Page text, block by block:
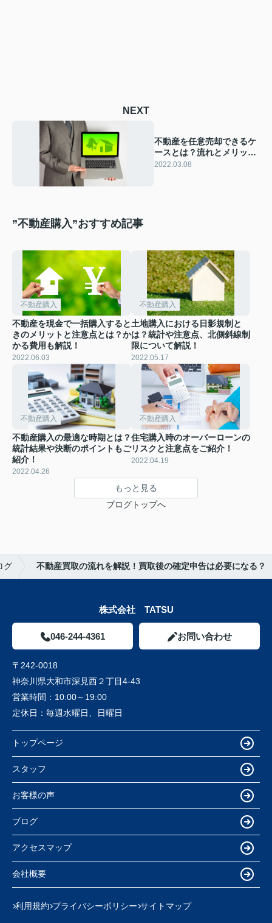
NEXT
不動産を任意売却できるケ
ースとは？流れとメリッ
ト・デメリットも解説！
2022.03.08
”不動産購入”おすすめ記事
不動産購入
不動産を現金で一括購入すると
きのメリットと注意点とは？か
かる費用も解説！
2022.06.03
不動産購入
土地購入における日影規制と
は？統計や注意点、北側斜線制
限について解説！
2022.05.17
不動産購入
不動産購入の最適な時期とは？
統計結果や決断のポイントもご
紹介！
2022.04.26
不動産購入
住宅購入時のオーバーローンの
リスクと注意点をご紹介！
2022.04.19
もっと見る
ブログトップへ
グ 不動産買取の流れを解説！買取後の確定申告は必要になる？
株式会社 TATSU
046-244-4361 お問い合わせ
〒242-0018
神奈川県大和市深見西２丁目4-43
営業時間： 10:00～19:00
定休日： 毎週水曜日、日曜日
トップページ
スタッフ
お客様の声
ブログ
アクセスマップ
会社概要
利用規約 プライバシーポリシー サイトマップ